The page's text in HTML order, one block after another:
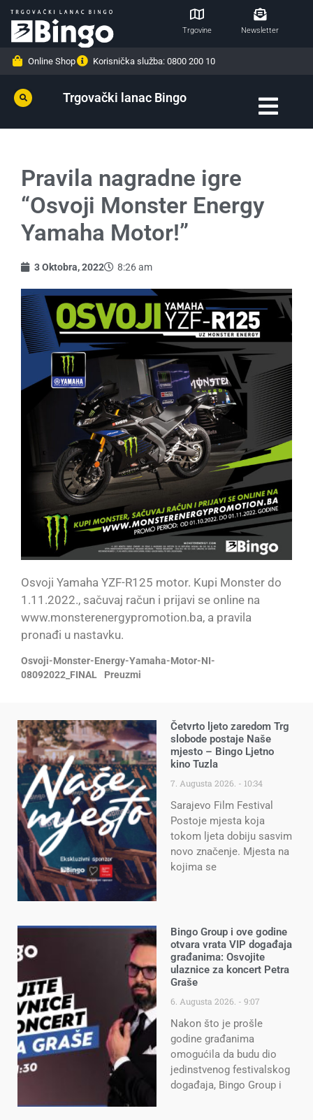
Trgovine Newsletter
Online Shop Korisnička služba: 0800 200 10
Trgovački lanac Bingo
Pravila nagradne igre
“Osvoji Monster Energy
Yamaha Motor!”
3 Oktobra, 2022 8:26 am
Osvoji Yamaha YZF-R125 motor. Kupi Monster do
1.11.2022., sačuvaj račun i prijavi se online na
www.monsterenergypromotion.ba, a pravila
pronađi u nastavku.
Osvoji-Monster-Energy-Yamaha-Motor-NI-
08092022_FINAL
Preuzmi
Četvrto ljeto zaredom Trg
slobode postaje Naše
mjesto – Bingo Ljetno
kino Tuzla
7. Augusta 2026. 10:34
Sarajevo Film Festival
Postoje mjesta koja
tokom ljeta dobiju sasvim
novo značenje. Mjesta na
kojima se
Bingo Group i ove godine
otvara vrata VIP događaja
građanima: Osvojite
ulaznice za koncert Petra
Graše
6. Augusta 2026. 9:07
Nakon što je prošle
godine građanima
omogućila da budu dio
jedinstvenog festivalskog
događaja, Bingo Group i